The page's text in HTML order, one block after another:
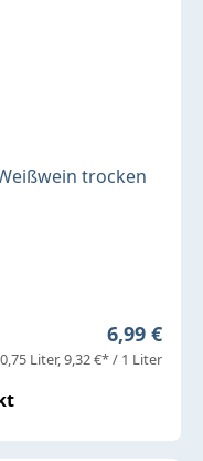
trocken
Regulärer
6,99 €
0,75 Liter 9,32 €* / 1 Liter